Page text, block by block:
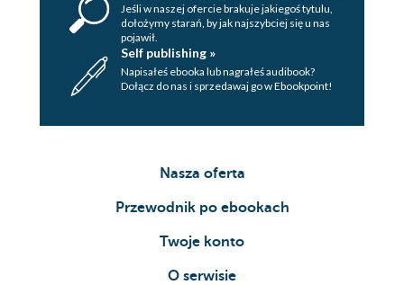
Jeśli w naszej ofercie brakuje jakiegoś tytulu,
dołożymy starań, by jak najszybciej się u nas
pojawił.
Self publishing »
Napisałeś ebooka lub nagrałeś audibook?
Dołącz do nas i sprzedawaj go w Ebookpoint!
Nasza oferta
Przewodnik po ebookach
Twoje konto
O serwisie